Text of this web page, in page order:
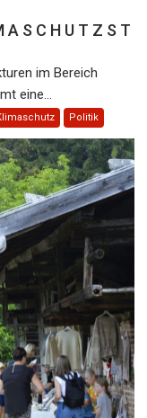
S C H U T Z S T
im Bereich
eine...
Politik